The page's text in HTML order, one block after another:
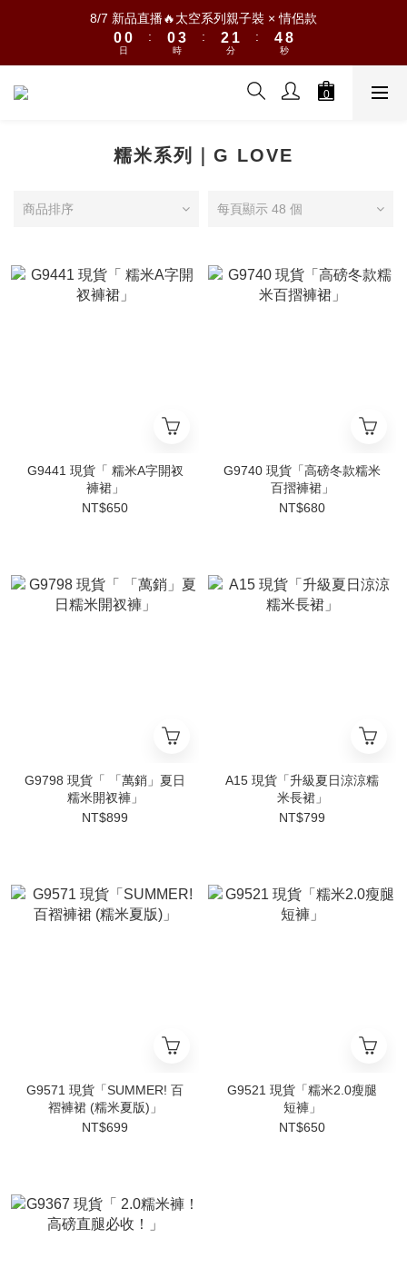
8/7 新品直播🔥太空系列親子裝 × 情侶款
1
0
1
0
日
:
1
0
4
3
2
時
:
3
2
1
2
1
0
分
:
5
4
3
1
9
8
7
5
2
秒
糯米系列｜G LOVE
商品排序 每頁顯示 48 個
G9441 現貨「 糯米A字開衩
褲裙」
NT$650
G9740 現貨「高磅冬款糯米
百摺褲裙」
NT$680
G9798 現貨「 「萬銷」夏日
糯米開衩褲」
NT$899
A15 現貨「升級夏日涼涼糯
米長裙」
NT$799
G9571 現貨「SUMMER! 百
褶褲裙 (糯米夏版)」
NT$699
G9521 現貨「糯米2.0瘦腿
短褲」
NT$650